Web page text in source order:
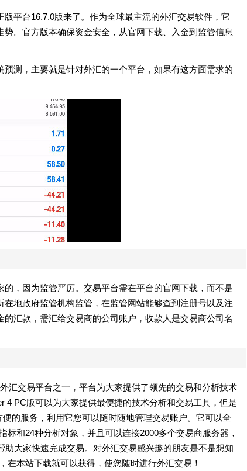
平台16.7.0版来了。作为全球最主流的外汇交易软件，它
。官方版本确保资金安全，从官网下载、入金到监管信息
测，主要就是针对外汇的一个平台，如果有这方面需求的
，因为监管严厉。交易平台需在平台的官网下载，而不是
地政府监管机构监管，在监管网站能够查到注册号以及注
汇款，需汇给交易商的公司账户，收款人是交易商公司名
汇交易平台之一，平台为大家提供了领先的交易和分析技术
4 PC版可以为大家提供最便捷的技术分析和交易工具，但是
的服务，利用它您可以随时随地管理交易账户。它可以全
和24种分析对象，并且可以连接2000多个交易商服务器，
大家快速完成交易。对外汇交易感兴趣的朋友是不是想知
本站下载就可以获得，使您随时进行外汇交易！